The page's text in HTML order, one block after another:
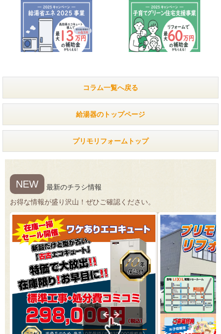
コラム一覧へ戻る
給湯器のトップページ
プリモリフォームトップ
NEW
最新のチラシ情報
お得な情報が盛り沢山！ぜひご確認ください。